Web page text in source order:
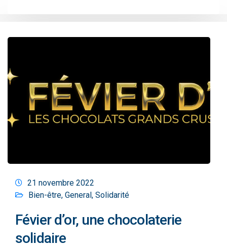
21 novembre 2022
Bien-être, General, Solidarité
Févier d’or, une chocolaterie
solidaire